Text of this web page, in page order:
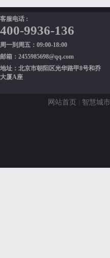
客服电话 :
400-9936-136
周一到周五：09:00-18:00
邮箱：2455985698@qq.com
地址：北京市朝阳区光华路甲8号和乔
大厦A座
网站首页 智慧城